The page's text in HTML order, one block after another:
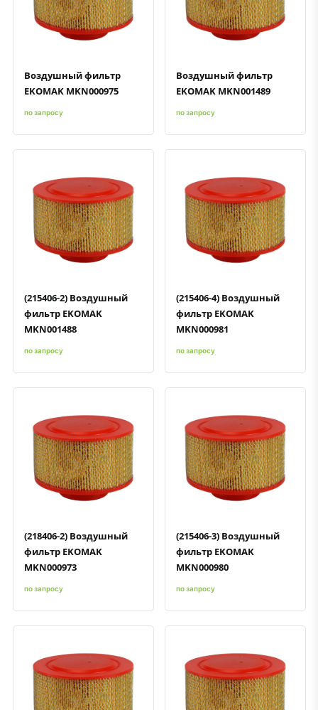
Быстрый просмотрДобавить к сравнению
Добавить в избранное
Воздушный фильтр
EKOMAK MKN000975
по запросу
Быстрый просмотрДобавить к сравнению
Добавить в избранное
Воздушный фильтр
EKOMAK MKN001489
по запросу
Быстрый просмотрДобавить к сравнению
Добавить в избранное
(215406-2) Воздушный
фильтр EKOMAK
MKN001488
по запросу
Быстрый просмотрДобавить к сравнению
Добавить в избранное
(215406-4) Воздушный
фильтр EKOMAK
MKN000981
по запросу
Быстрый просмотрДобавить к сравнению
Добавить в избранное
(218406-2) Воздушный
фильтр EKOMAK
MKN000973
по запросу
Быстрый просмотрДобавить к сравнению
Добавить в избранное
(215406-3) Воздушный
фильтр EKOMAK
MKN000980
по запросу